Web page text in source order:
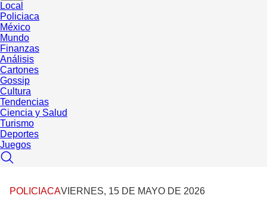
Local
Policiaca
México
Mundo
Finanzas
Análisis
Cartones
Gossip
Cultura
Tendencias
Ciencia y Salud
Turismo
Deportes
Juegos
POLICIACAVIERNES, 15 DE MAYO DE 2026